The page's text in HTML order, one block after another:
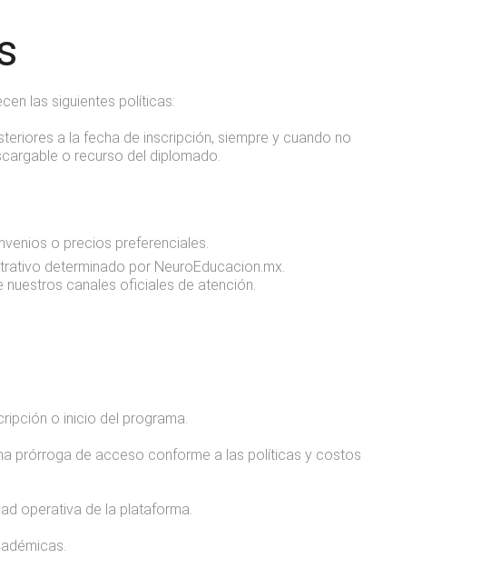
las siguientes políticas:
a la fecha de inscripción, siempre y cuando no
o recurso del diplomado.
o precios preferenciales.
determinado por NeuroEducacion.mx.
canales oficiales de atención.
o inicio del programa.
prórroga de acceso conforme a las políticas y costos
operativa de la plataforma.